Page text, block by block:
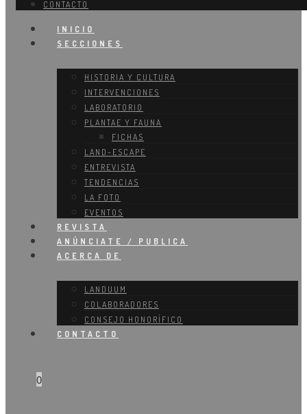
CONTACTO
INICIO
SECCIONES
HISTORIA Y CULTURA
INTERVENCIONES
LABORATORIO
PLANTAE Y FAUNA
FICHAS
LAND-ESCAPE
ENTREVISTA
TENDENCIAS
LA FOTO
EVENTOS
REVISTA
ANÚNCIATE / PUBLICA
ACERCA DE
LANDUUM
COLABORADORES
CONSEJO HONORÍFICO
CONTACTO
0